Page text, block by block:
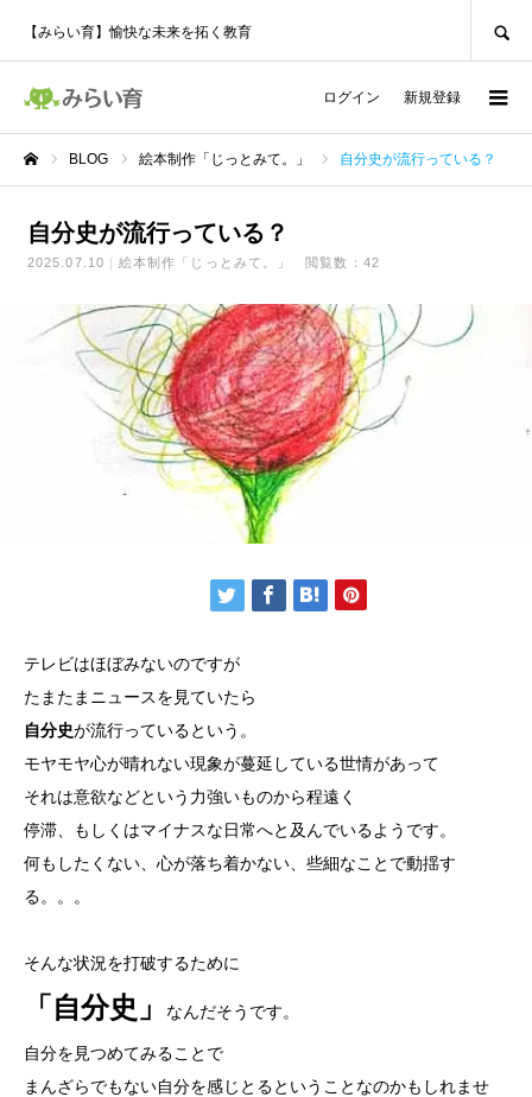
【みらい育】愉快な未来を拓く教育
ログイン 新規登録
BLOG 絵本制作「じっとみて。」 自分史が流行っている？
自分史が流行っている？
2025.07.10 絵本制作「じっとみて。」 閲覧数：42
テレビはほぼみないのですが
たまたまニュースを見ていたら
自分史が流行っているという。
モヤモヤ心が晴れない現象が蔓延している世情があって
それは意欲などという力強いものから程遠く
停滞、もしくはマイナスな日常へと及んでいるようです。
何もしたくない、心が落ち着かない、些細なことで動揺す
る。。。
そんな状況を打破するために
「自分史」 なんだそうです。
自分を見つめてみることで
まんざらでもない自分を感じとるということなのかもしれませ